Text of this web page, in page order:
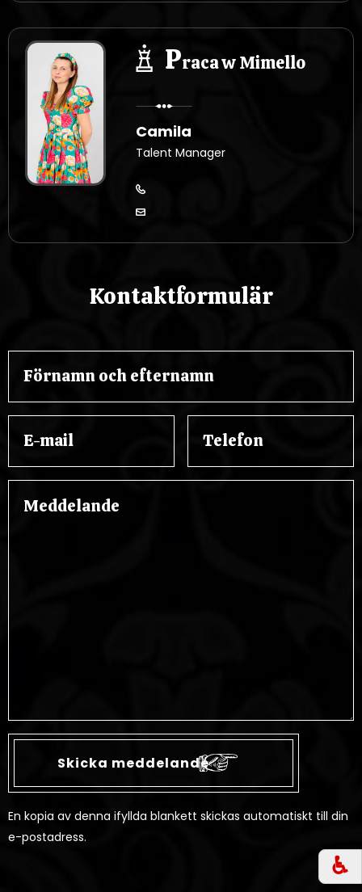
♿︎
Praca w Mimello
Camila
Talent Manager
Kontaktformulär
En kopia av denna ifyllda blankett skickas automatiskt till din
e-postadress.